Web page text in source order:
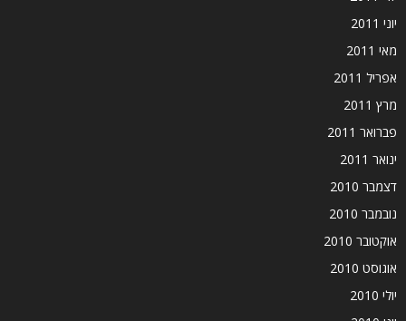
יוני 2011
מאי 2011
אפריל 2011
מרץ 2011
פברואר 2011
ינואר 2011
דצמבר 2010
נובמבר 2010
אוקטובר 2010
אוגוסט 2010
יולי 2010